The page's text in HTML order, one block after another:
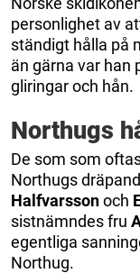
personlighet av
ständigt hålla på
än gärna var han
gliringar och hån.
Northugs
De som som
Northugs
Halfvarssonoch
sistnämndes fru
egentliga
Northug.